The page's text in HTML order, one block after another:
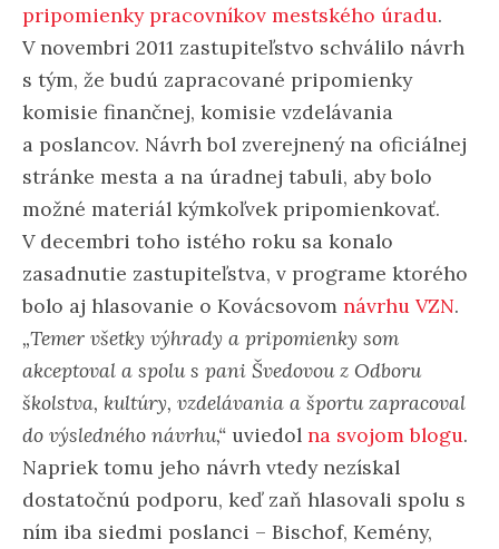
pripomienky pracovníkov mestského úradu.
V novembri 2011 zastupiteľstvo schválilo návrh
s tým, že budú zapracované pripomienky
komisie finančnej, komisie vzdelávania
a poslancov. Návrh bol zverejnený na oficiálnej
stránke mesta a na úradnej tabuli, aby bolo
možné materiál kýmkoľvek pripomienkovať.
V decembri toho istého roku sa konalo
zasadnutie zastupiteľstva, v programe ktorého
bolo aj hlasovanie o Kovácsovom návrhu VZN.
„Temer všetky výhrady a pripomienky som
akceptoval a spolu s pani Švedovou z Odboru
školstva, kultúry, vzdelávania a športu zapracoval
do výsledného návrhu,“ uviedol na svojom blogu.
Napriek tomu jeho návrh vtedy nezískal
dostatočnú podporu, keď zaň hlasovali spolu s
ním iba siedmi poslanci – Bischof, Kemény,